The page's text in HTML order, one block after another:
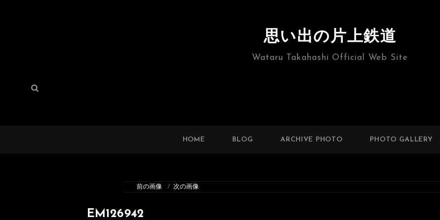
思い出の片上鉄道
Wataru Takahashi Official Web Site
検
HOME BLOG ARCHIVE PHOTO PHOTO GALLERY
前の画像 次の画像
EM126942